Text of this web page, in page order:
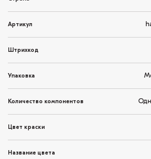
Артикул
Штрихкод
Упаковка
Количество компонентов
Цвет краски
Название цвета